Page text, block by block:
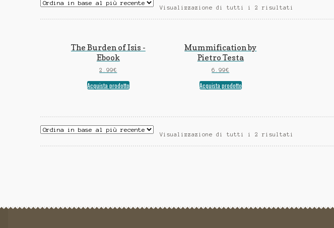
Visualizzazione di tutti i 2 risultati
The Burden of Isis -
Ebook
2.99€
Acquista prodotto
Mummification by
Pietro Testa
6.99€
Acquista prodotto
Visualizzazione di tutti i 2 risultati